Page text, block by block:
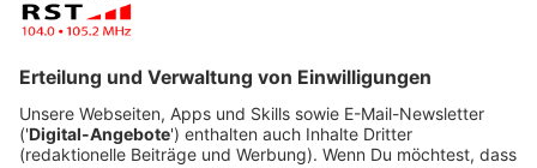
In Tecklenburg: 24 Personen (16)
In Wettringen: 20 Personen (20)
Anzeige